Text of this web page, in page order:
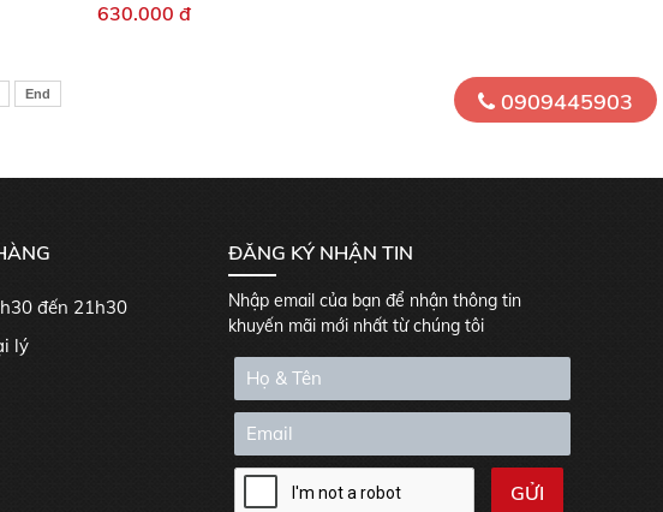
630.000 đ
End
đến 21h30
lý
ĐĂNG KÝ NHẬN TIN
Nhập email của bạn để nhận thông tin
khuyến mãi mới nhất từ chúng tôi
0909445903